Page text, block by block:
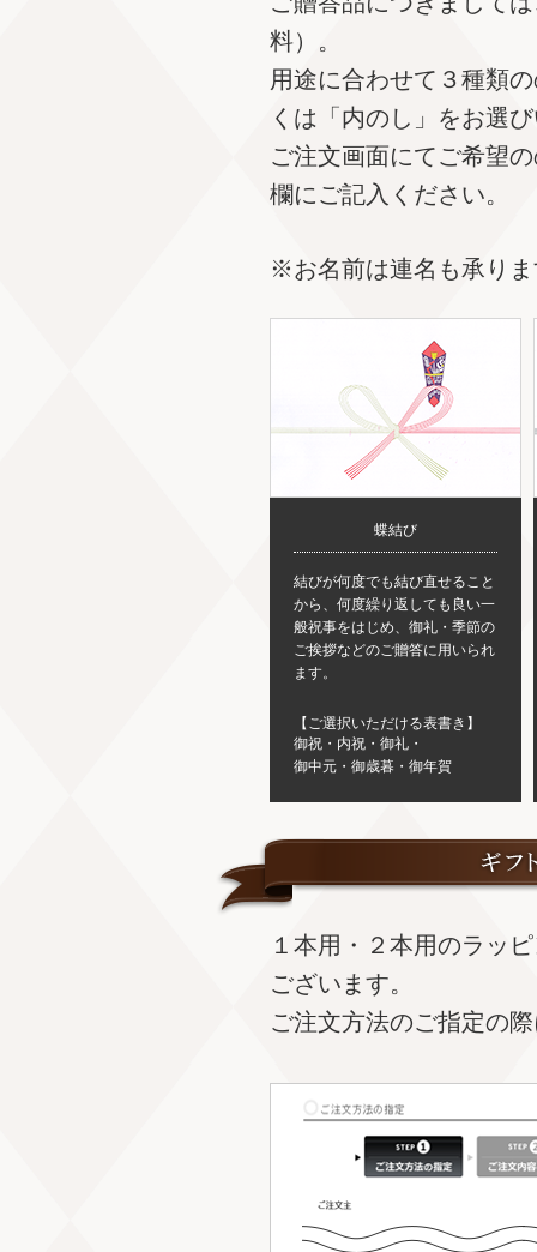
料）。
用途に合わせて３種類
くは「内のし」をお選
ご注文画面にてご希望
欄にご記入ください。
※お名前は連名も承り
蝶結び
結びが何度でも結び直せること
から、何度繰り返しても良い一
般祝事をはじめ、御礼・季節の
ご挨拶などのご贈答に用いられ
ます。
【ご選択いただける表書き】
御祝・内祝・御礼・
御中元・御歳暮・御年賀
１本用・２本用のラッ
ございます。
ご注文方法のご指定の